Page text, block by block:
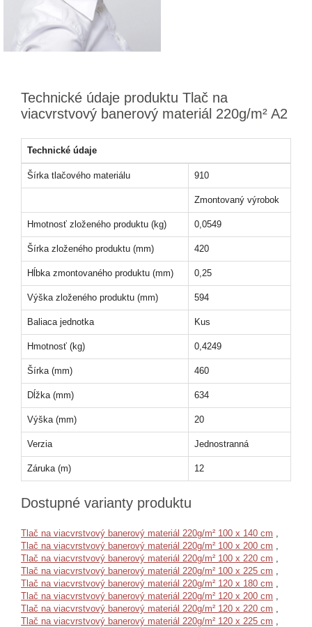
Technické údaje produktu Tlač na
viacvrstvový banerový materiál 220g/m² A2
Technické údaje
Šírka tlačového materiálu 910
Zmontovaný výrobok
Hmotnosť zloženého produktu (kg) 0,0549
Šírka zloženého produktu (mm) 420
Hĺbka zmontovaného produktu (mm) 0,25
Výška zloženého produktu (mm) 594
Baliaca jednotka Kus
Hmotnosť (kg) 0,4249
Šírka (mm) 460
Dĺžka (mm) 634
Výška (mm) 20
Verzia Jednostranná
Záruka (m) 12
Dostupné varianty produktu
Tlač na viacvrstvový banerový materiál 220g/m² 100 x 140 cm
Tlač na viacvrstvový banerový materiál 220g/m² 100 x 200 cm
Tlač na viacvrstvový banerový materiál 220g/m² 100 x 220 cm
Tlač na viacvrstvový banerový materiál 220g/m² 100 x 225 cm
Tlač na viacvrstvový banerový materiál 220g/m² 120 x 180 cm
Tlač na viacvrstvový banerový materiál 220g/m² 120 x 200 cm
Tlač na viacvrstvový banerový materiál 220g/m² 120 x 220 cm
Tlač na viacvrstvový banerový materiál 220g/m² 120 x 225 cm